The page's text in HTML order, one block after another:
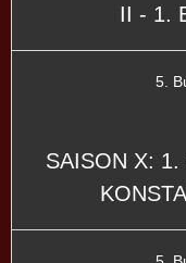
II - 1.
5.
SAISON X: